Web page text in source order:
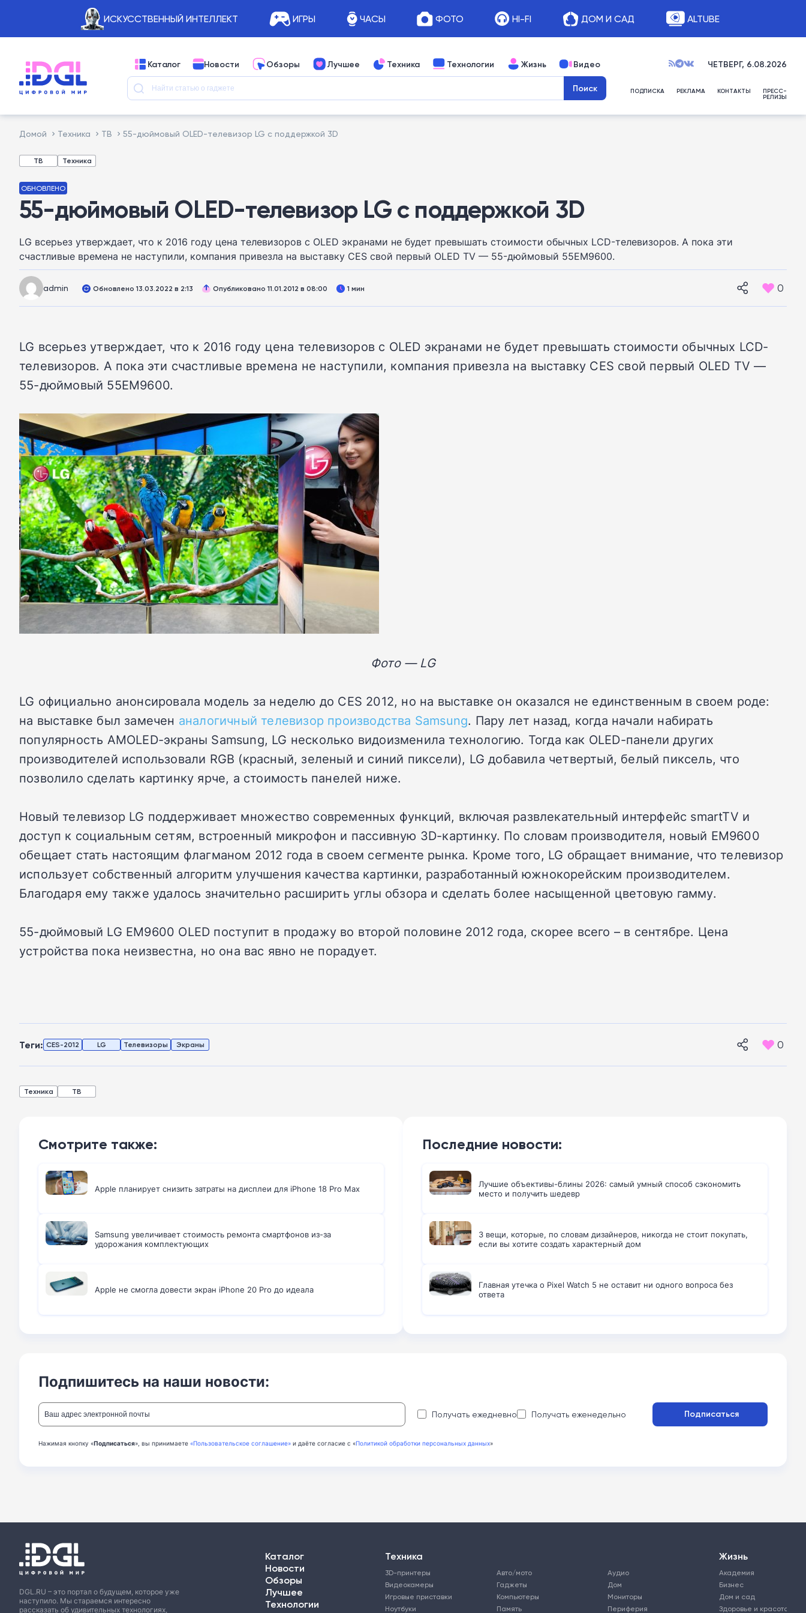
ИСКУССТВЕННЫЙ ИНТЕЛЛЕКТ ИГРЫ ЧАСЫ ФОТО HI-FI ДОМ И САД ALTUBE
Каталог Новости Обзоры Лучшее Техника Технологии Жизнь Видео ЧЕТВЕРГ, 6.08.2026
ПОДПИСКА РЕКЛАМА КОНТАКТЫ ПРЕСС-
РЕЛИЗЫ
Домой Техника ТВ 55-дюймовый OLED-телевизор LG с поддержкой 3D
ТВ Техника
ОБНОВЛЕНО
55-дюймовый OLED-телевизор LG с поддержкой 3D
LG всерьез утверждает, что к 2016 году цена телевизоров с OLED экранами не будет превышать стоимости обычных LCD-телевизоров. А пока эти
счастливые времена не наступили, компания привезла на выставку CES свой первый OLED TV — 55-дюймовый 55EM9600.
admin Обновлено 13.03.2022 в 2:13 Опубликовано 11.01.2012 в 08:00 1 мин 0
LG всерьез утверждает, что к 2016 году цена телевизоров с OLED экранами не будет превышать стоимости обычных LCD-
телевизоров. А пока эти счастливые времена не наступили, компания привезла на выставку CES свой первый OLED TV —
55-дюймовый 55EM9600.
Фото — LG
LG официально анонсировала модель за неделю до CES 2012, но на выставке он оказался не единственным в своем роде:
на выставке был замечен аналогичный телевизор производства Samsung. Пару лет назад, когда начали набирать
популярность AMOLED-экраны Samsung, LG несколько видоизменила технологию. Тогда как OLED-панели других
производителей использовали RGB (красный, зеленый и синий пиксели), LG добавила четвертый, белый пиксель, что
позволило сделать картинку ярче, а стоимость панелей ниже.
Новый телевизор LG поддерживает множество современных функций, включая развлекательный интерфейс smartTV и
доступ к социальным сетям, встроенный микрофон и пассивную 3D-картинку. По словам производителя, новый EM9600
обещает стать настоящим флагманом 2012 года в своем сегменте рынка. Кроме того, LG обращает внимание, что телевизор
использует собственный алгоритм улучшения качества картинки, разработанный южнокорейским производителем.
Благодаря ему также удалось значительно расширить углы обзора и сделать более насыщенной цветовую гамму.
55-дюймовый LG EM9600 OLED поступит в продажу во второй половине 2012 года, скорее всего – в сентябре. Цена
устройства пока неизвестна, но она вас явно не порадует.
Теги: CES-2012 LG Телевизоры Экраны 0
Техника ТВ
Смотрите также:
Apple планирует снизить затраты на дисплеи для iPhone 18 Pro Max
Samsung увеличивает стоимость ремонта смартфонов из-за
удорожания комплектующих
Apple не смогла довести экран iPhone 20 Pro до идеала
Последние новости:
Лучшие объективы-блины 2026: самый умный способ сэкономить
место и получить шедевр
3 вещи, которые, по словам дизайнеров, никогда не стоит покупать,
если вы хотите создать характерный дом
Главная утечка о Pixel Watch 5 не оставит ни одного вопроса без
ответа
Подпишитесь на наши новости:
Получать ежедневно Получать еженедельно Подписаться
Нажимая кнопку «Подписаться», вы принимаете «Пользовательское соглашение» и даёте согласие с «Политикой обработки персональных данных»
DGL.RU – это портал о будущем, которое уже
наступило. Мы стараемся интересно
рассказать об удивительных технологиях,
Каталог
Новости
Обзоры
Лучшее
Техника
3D-принтеры Авто/мото
Аудио
Видеокамеры
Гаджеты
Дом
Игровые приставки
Компьютеры
Мониторы
Ноутбуки
Память Периферия
Технологии
Жизнь
Академия
Бизнес
Дом и сад
Здоровье и красота